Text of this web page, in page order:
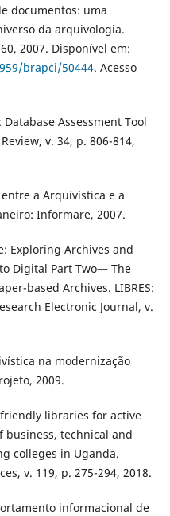
documentos: uma
da arquivologia.
2007. Disponível em:
brapci/50444. Acesso
Database Assessment Tool
v. 34, p. 806-814,
entre a Arquivística e a
Informare, 2007.
Exploring Archives and
Digital Part Two— The
based Archives. LIBRES:
Electronic Journal, v.
na modernização
2009.
friendly libraries for active
business, technical and
colleges in Uganda.
v. 119, p. 275-294, 2018.
informacional de